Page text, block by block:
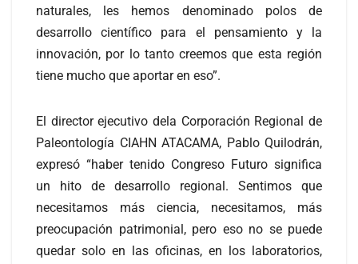
naturales, les hemos denominado polos de
desarrollo científico para el pensamiento y la
innovación, por lo tanto creemos que esta región
tiene mucho que aportar en eso”.
El director ejecutivo dela Corporación Regional de
Paleontología CIAHN ATACAMA, Pablo Quilodrán,
expresó “haber tenido Congreso Futuro significa
un hito de desarrollo regional. Sentimos que
necesitamos más ciencia, necesitamos, más
preocupación patrimonial, pero eso no se puede
quedar solo en las oficinas, en los laboratorios,